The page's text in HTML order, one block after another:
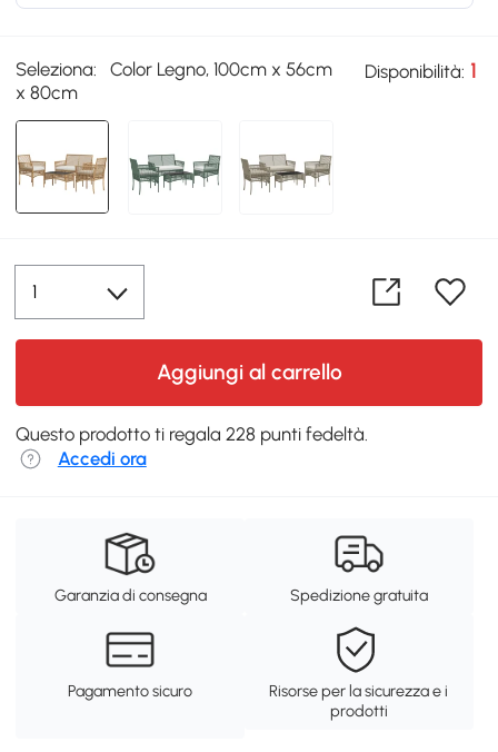
Seleziona:
Color Legno, 100cm x 56cm
x 80cm
Disponibilità: 1
Aggiungi al carrello
Questo prodotto ti regala 228 punti fedeltà.
Accedi ora
Garanzia di consegna Spedizione gratuita
Pagamento sicuro
Risorse per la sicurezza e i
prodotti